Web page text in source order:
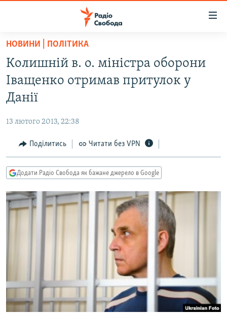
Перейти
основного
матеріалу
Перейти
до
основної
Перейти
до
пошуку
СТАТТІ
СУСПІЛЬСТВО
УКРАЇНА
РОСІЙСЬКА «ФІЛЬТРАЦІЯ»
ДОНБАС.РЕАЛІЇ
ТИ ЯК?
СХЕМИ
ПОДКАСТИ
НОВИНИ | ПОЛІТИКА
Колишній в. о. міністра оборони
Іващенко отримав притулок у
Данії
13 лютого 2013, 22:38
Поділитись Читати без VPN
Додати Радіо Свобода як бажане джерело в Google